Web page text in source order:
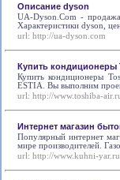
Описание dyson
UA-Dyson.Com -
Характеристики dyson,
url: http://ua-dyson.com
Купить кондиционеры
Купить кондиционеры
ESTIA. Вы выполним
url: http://www.toshiba-
Интернет магазин
Популярный интернет
мире производителей.
url: http://www.kuhni-yar.ru